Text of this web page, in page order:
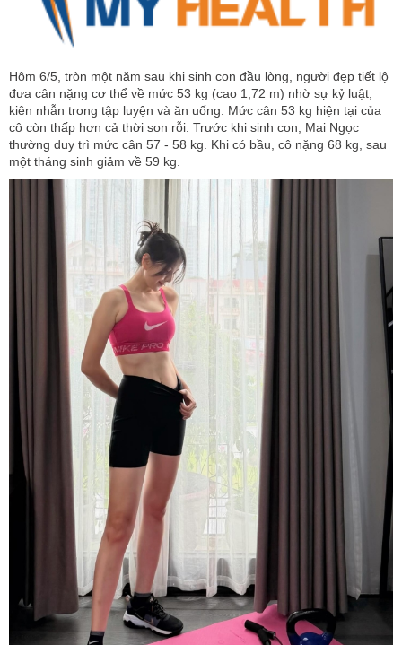
Hôm 6/5, tròn một năm sau khi sinh con đầu lòng, người đẹp tiết lộ
đưa cân nặng cơ thể về mức 53 kg (cao 1,72 m) nhờ sự kỷ luật,
kiên nhẫn trong tập luyện và ăn uống. Mức cân 53 kg hiện tại của
cô còn thấp hơn cả thời son rỗi. Trước khi sinh con, Mai Ngọc
thường duy trì mức cân 57 - 58 kg. Khi có bầu, cô nặng 68 kg, sau
một tháng sinh giảm về 59 kg.